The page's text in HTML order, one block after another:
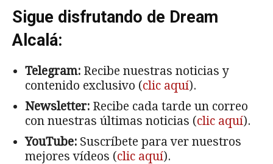
Sigue disfrutando de Dream
Alcalá:
Telegram: Recibe nuestras noticias y
contenido exclusivo (clic aquí).
Newsletter: Recibe cada tarde un correo
con nuestras últimas noticias (clic aquí).
YouTube: Suscríbete para ver nuestros
mejores vídeos (clic aquí).